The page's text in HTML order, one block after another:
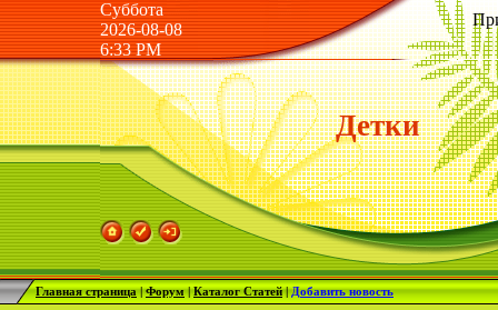
Суббота
2026-08-08
6:33 PM
Детки
Главная страница|Форум|Каталог Статей|Добавить новость